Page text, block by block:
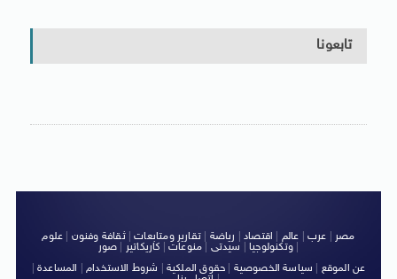
تابعونا
مصر عرب عالم اقتصاد رياضة |تقارير ومتابعات|ثقافة وفنون
علوم
وتكنولوجيا| سيدتى منوعات كاريكاتير صور
|
عن الموقع
سياسة الخصوصية حقوق الملكية شروط الاستخدام| المساعدة|